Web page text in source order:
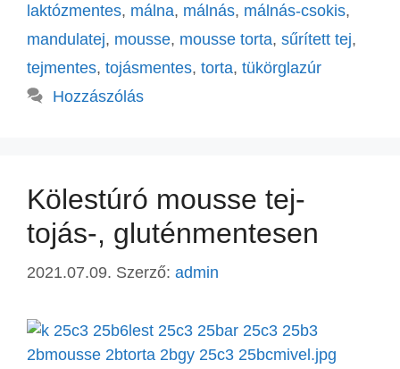
laktózmentes, málna, málnás, málnás-csokis,
mandulatej, mousse, mousse torta, sűrített tej,
tejmentes, tojásmentes, torta, tükörglazúr
Hozzászólás
Kölestúró mousse tej-
tojás-, gluténmentesen
2021.07.09. Szerző: admin